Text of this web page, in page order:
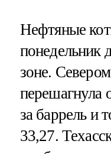
Нефтяные
понедельник
зоне.
перешагнула
за баррель и
33,27.